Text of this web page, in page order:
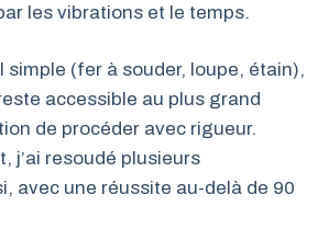
les vibrations et le temps.
simple (fer à souder, loupe, étain),
accessible au plus grand
de procéder avec rigueur.
j’ai resoudé plusieurs
avec une réussite au-delà de 90